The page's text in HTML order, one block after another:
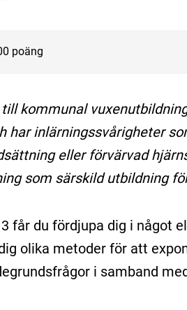
poäng
till kommunal
har inlärningssvårigheter
eller förvärvad
som särskild utbildning
får du fördjupa dig i något
olika metoder för att
i samband